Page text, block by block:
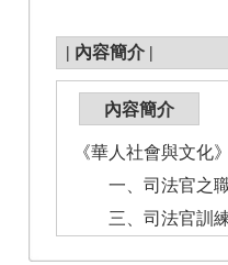
| 內容簡介 |
內容簡介
《華人社會與文化
一、司法官之職
三、司法官訓練